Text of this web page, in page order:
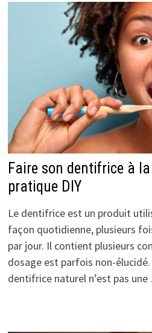
Faire son dentifrice à
pratique DIY
Le dentifrice est un produit
façon quotidienne, plusieurs
par jour. Il contient plusieurs
dosage est parfois non-
dentifrice naturel n’est pas